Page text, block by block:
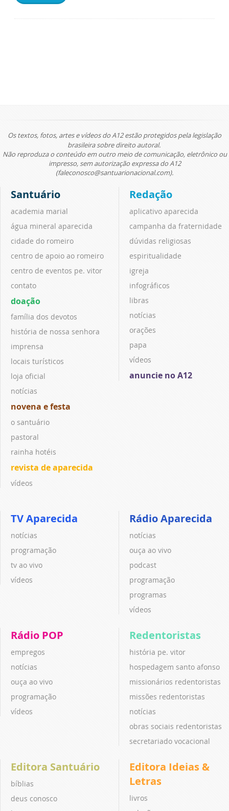
Os textos, fotos, artes e vídeos do A12 estão protegidos pela legislação
brasileira sobre direito autoral.
Não reproduza o conteúdo em outro meio de comunicação, eletrônico ou
impresso, sem autorização expressa do A12
(faleconosco@santuarionacional.com).
Santuário
academia marial
água mineral aparecida
cidade do romeiro
centro de apoio ao romeiro
centro de eventos pe. vitor
contato
doação
família dos devotos
história de nossa senhora
imprensa
locais turísticos
loja oficial
notícias
novena e festa
o santuário
pastoral
rainha hotéis
revista de aparecida
vídeos
Redação
aplicativo aparecida
campanha da fraternidade
dúvidas religiosas
espiritualidade
igreja
infográficos
libras
notícias
orações
papa
vídeos
anuncie no A12
TV Aparecida
notícias
programação
tv ao vivo
vídeos
Rádio Aparecida
notícias
ouça ao vivo
podcast
programação
programas
vídeos
Rádio POP
empregos
notícias
ouça ao vivo
programação
vídeos
Redentoristas
história pe. vitor
hospedagem santo afonso
missionários redentoristas
missões redentoristas
notícias
obras sociais redentoristas
secretariado vocacional
Editora Santuário
bíblias
deus conosco
Editora Ideias &
Letras
livros